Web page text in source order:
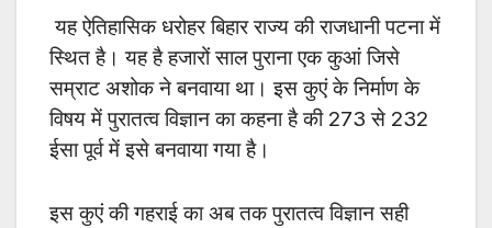
यह ऐतिहासिक धरोहर बिहार राज्य की राजधानी पटना में
स्थित है। यह है हजारों साल पुराना एक कुआं जिसे
सम्राट अशोक ने बनवाया था। इस कुएं के निर्माण के
विषय में पुरातत्व विज्ञान का कहना है की 273 से 232
ईसा पूर्व में इसे बनवाया गया है।
इस कुएं की गहराई का अब तक पुरातत्व विज्ञान सही